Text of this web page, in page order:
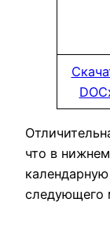
что в
следующего